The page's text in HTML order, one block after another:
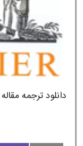
دانلود ترجمه